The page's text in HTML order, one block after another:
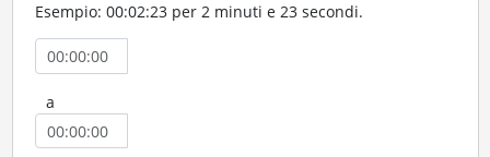
Esempio: 00:02:23 per 2 minuti e 23 secondi.
a